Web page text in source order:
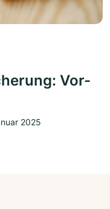
Vor-
2025